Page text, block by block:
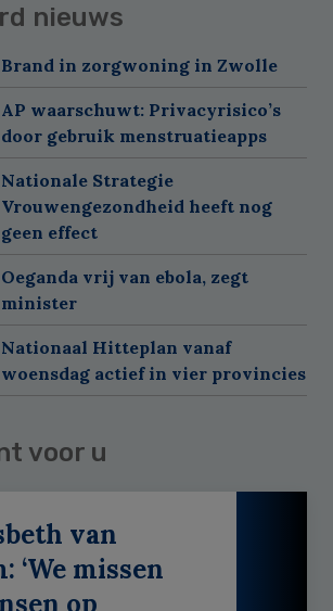
nieuws
Brand in zorgwoning in Zwolle
AP waarschuwt: Privacyrisico’s
door gebruik menstruatieapps
Nationale Strategie
Vrouwengezondheid heeft nog
geen effect
Oeganda vrij van ebola, zegt
minister
Nationaal Hitteplan vanaf
woensdag actief in vier provincies
voor u
van
‘We missen
op